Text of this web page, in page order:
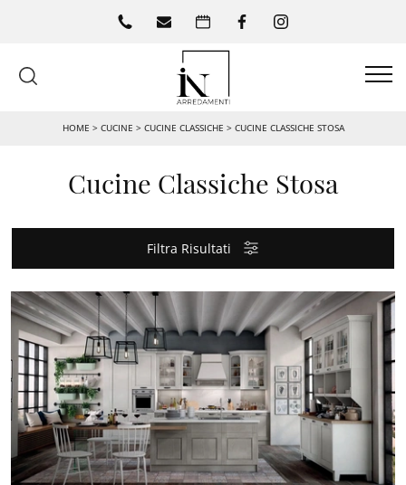
HOME > CUCINE > CUCINE CLASSICHE > CUCINE CLASSICHE STOSA
Cucine Classiche Stosa
Filtra Risultati